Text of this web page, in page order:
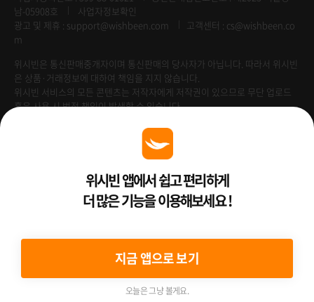
남-05908호
사업자정보확인
광고 및 제휴 : support@wishbeen.com
고객센터 : cs@wishbeen.co
m
위시빈은 통신판매중개자이며 통신판매의 당사자가 아닙니다. 따라서 위시빈
은 상품·거래정보에 대하여 책임을 지지 않습니다.
위시빈 서비스의 모든 콘텐츠는 저작자에게 저작권이 있으므로 무단 업로드
혹은 사용 시 법적 책임이 발생할 수 있습니다.
Venture Enterprise위시빈 앱에서 쉽고 편리하게
더 많은 기능을 이용해보세요 !
지금 앱으로 보기
오늘은 그냥 볼게요.